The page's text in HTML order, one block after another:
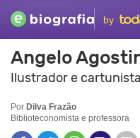
by
Angelo
Ilustrador e
Por Dilva Frazão
Biblioteconomista e professora